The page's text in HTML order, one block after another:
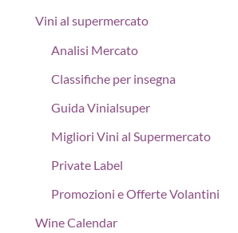
Vini al supermercato
Analisi Mercato
Classifiche per insegna
Guida Vinialsuper
Migliori Vini al Supermercato
Private Label
Promozioni e Offerte Volantini
Wine Calendar